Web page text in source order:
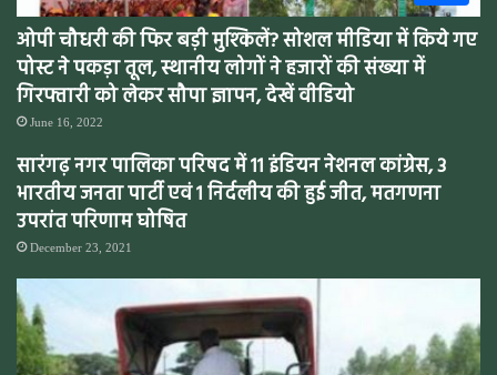
ओपी चौधरी की फिर बड़ी मुश्किलें? सोशल मीडिया में किये गए
पोस्ट ने पकड़ा तूल, स्थानीय लोगों ने हजारों की संख्या में
गिरफ्तारी को लेकर सौपा ज्ञापन, देखें वीडियो
June 16, 2022
सारंगढ़ नगर पालिका परिषद में 11 इंडियन नेशनल कांग्रेस, 3
भारतीय जनता पार्टी एवं 1 निर्दलीय की हुई जीत, मतगणना
उपरांत परिणाम घोषित
December 23, 2021